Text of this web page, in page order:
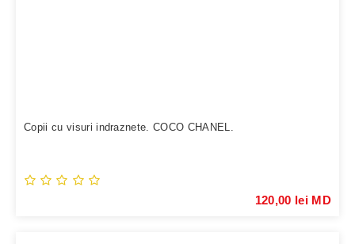
Copii cu visuri indraznete. COCO CHANEL.
120,00 lei MD